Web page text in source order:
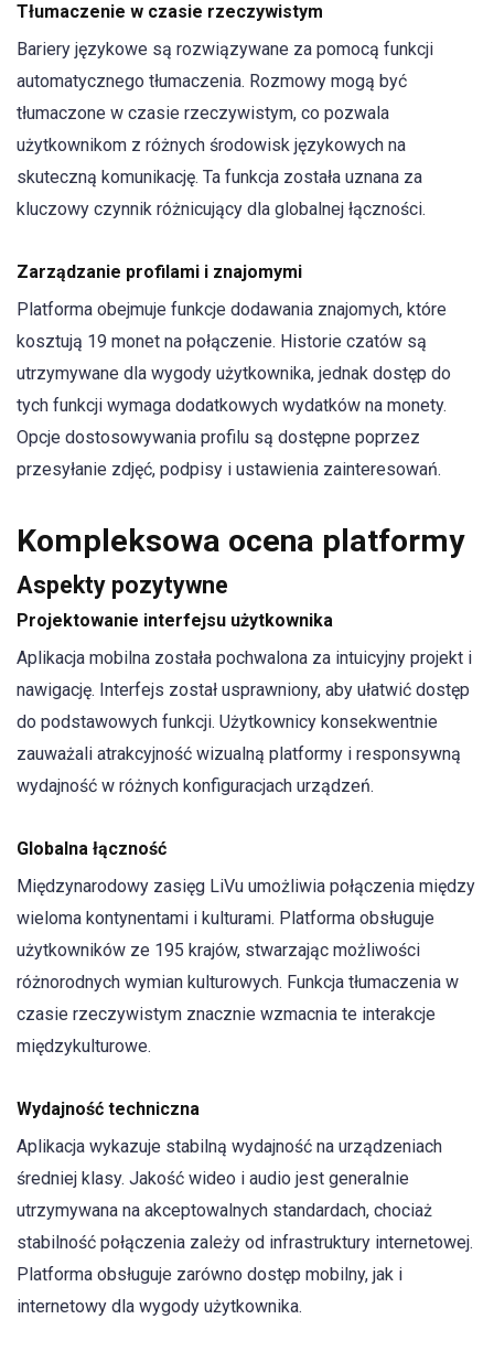
Tłumaczenie w czasie rzeczywistym
Bariery językowe są rozwiązywane za pomocą funkcji
automatycznego tłumaczenia. Rozmowy mogą być
tłumaczone w czasie rzeczywistym, co pozwala
użytkownikom z różnych środowisk językowych na
skuteczną komunikację. Ta funkcja została uznana za
kluczowy czynnik różnicujący dla globalnej łączności.
Zarządzanie profilami i znajomymi
Platforma obejmuje funkcje dodawania znajomych, które
kosztują 19 monet na połączenie. Historie czatów są
utrzymywane dla wygody użytkownika, jednak dostęp do
tych funkcji wymaga dodatkowych wydatków na monety.
Opcje dostosowywania profilu są dostępne poprzez
przesyłanie zdjęć, podpisy i ustawienia zainteresowań.
Kompleksowa ocena platformy
Aspekty pozytywne
Projektowanie interfejsu użytkownika
Aplikacja mobilna została pochwalona za intuicyjny projekt i
nawigację. Interfejs został usprawniony, aby ułatwić dostęp
do podstawowych funkcji. Użytkownicy konsekwentnie
zauważali atrakcyjność wizualną platformy i responsywną
wydajność w różnych konfiguracjach urządzeń.
Globalna łączność
Międzynarodowy zasięg LiVu umożliwia połączenia między
wieloma kontynentami i kulturami. Platforma obsługuje
użytkowników ze 195 krajów, stwarzając możliwości
różnorodnych wymian kulturowych. Funkcja tłumaczenia w
czasie rzeczywistym znacznie wzmacnia te interakcje
międzykulturowe.
Wydajność techniczna
Aplikacja wykazuje stabilną wydajność na urządzeniach
średniej klasy. Jakość wideo i audio jest generalnie
utrzymywana na akceptowalnych standardach, chociaż
stabilność połączenia zależy od infrastruktury internetowej.
Platforma obsługuje zarówno dostęp mobilny, jak i
internetowy dla wygody użytkownika.